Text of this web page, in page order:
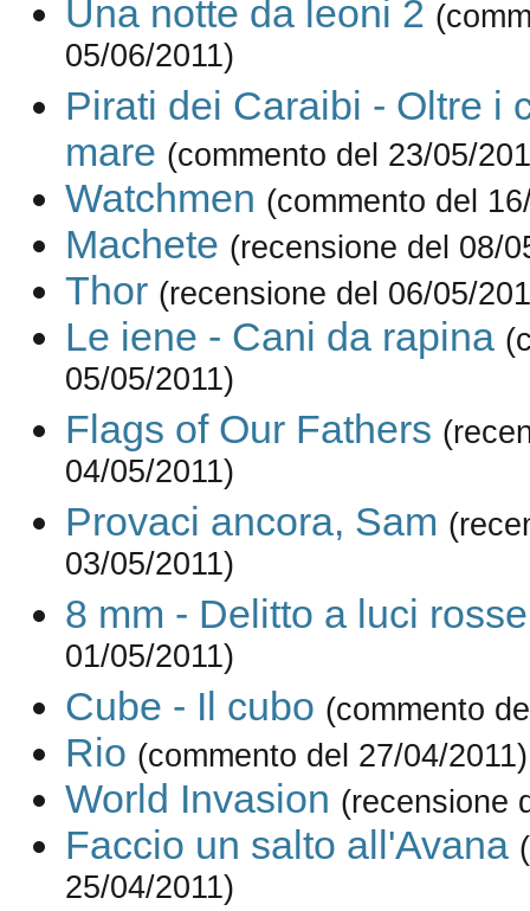
Una notte da leoni 2
05/06/2011)
Pirati dei Caraibi - Oltre i
mare (commento del 23/05/
Watchmen (commento del
Machete (recensione del 08/
Thor (recensione del 06/05/
Le iene - Cani da rapina
05/05/2011)
Flags of Our Fathers
04/05/2011)
Provaci ancora, Sam
03/05/2011)
8 mm - Delitto a luci rosse
01/05/2011)
Cube - Il cubo (commento
Rio (commento del 27/04/2011)
World Invasion (recensione
Faccio un salto all'Avana
25/04/2011)